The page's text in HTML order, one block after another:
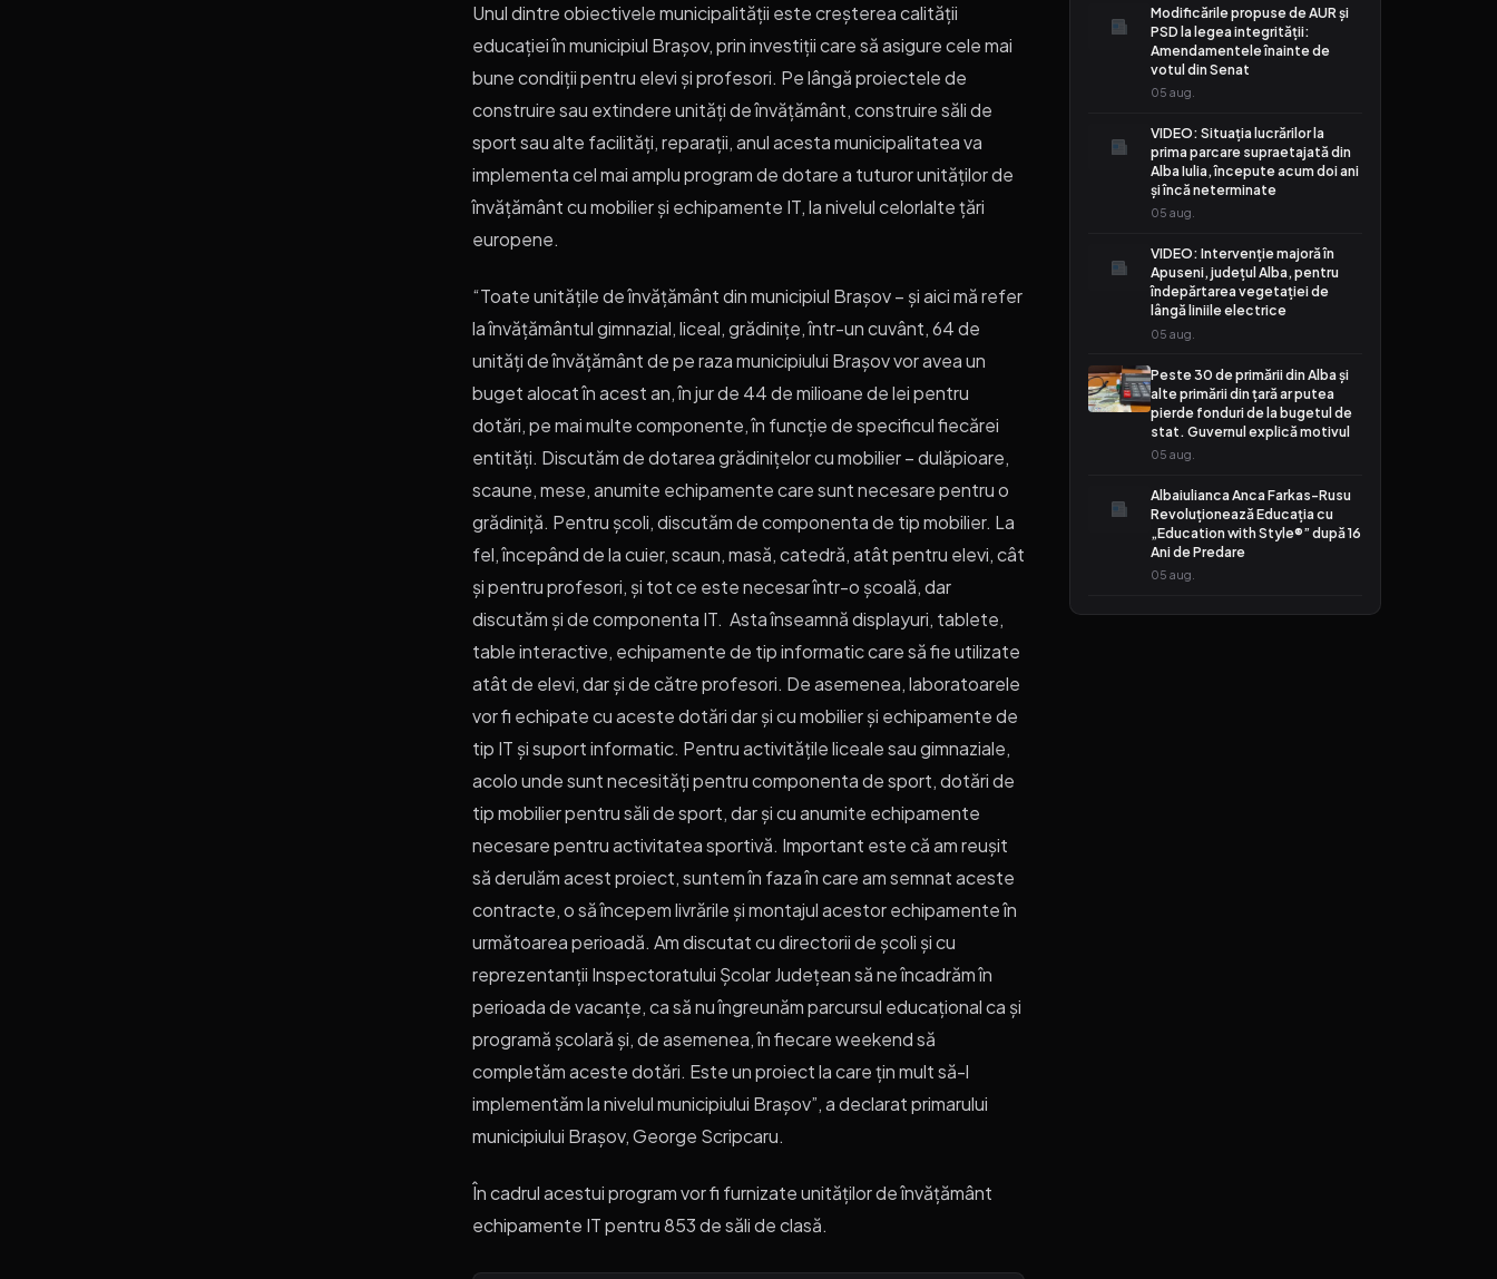
Unul dintre obiectivele municipalității este creșterea calității
educației în municipiul Brașov, prin investiții care să asigure cele mai
bune condiții pentru elevi și profesori. Pe lângă proiectele de
construire sau extindere unități de învățământ, construire săli de
sport sau alte facilități, reparații, anul acesta municipalitatea va
implementa cel mai amplu program de dotare a tuturor unităților de
învățământ cu mobilier și echipamente IT, la nivelul celorlalte țări
europene.
“Toate unitățile de învățământ din municipiul Brașov – și aici mă refer
la învățământul gimnazial, liceal, grădinițe, într-un cuvânt, 64 de
unități de învățământ de pe raza municipiului Brașov vor avea un
buget alocat în acest an, în jur de 44 de milioane de lei pentru
dotări, pe mai multe componente, în funcție de specificul fiecărei
entități. Discutăm de dotarea grădinițelor cu mobilier – dulăpioare,
scaune, mese, anumite echipamente care sunt necesare pentru o
grădiniță. Pentru școli, discutăm de componenta de tip mobilier. La
fel, începând de la cuier, scaun, masă, catedră, atât pentru elevi, cât
și pentru profesori, și tot ce este necesar într-o școală, dar
discutăm și de componenta IT. Asta înseamnă displayuri, tablete,
table interactive, echipamente de tip informatic care să fie utilizate
atât de elevi, dar și de către profesori. De asemenea, laboratoarele
vor fi echipate cu aceste dotări dar și cu mobilier și echipamente de
tip IT și suport informatic. Pentru activitățile liceale sau gimnaziale,
acolo unde sunt necesități pentru componenta de sport, dotări de
tip mobilier pentru săli de sport, dar și cu anumite echipamente
necesare pentru activitatea sportivă. Important este că am reușit
să derulăm acest proiect, suntem în faza în care am semnat aceste
contracte, o să începem livrările și montajul acestor echipamente în
următoarea perioadă. Am discutat cu directorii de școli și cu
reprezentanții Inspectoratului Școlar Județean să ne încadrăm în
perioada de vacanțe, ca să nu îngreunăm parcursul educațional ca și
programă școlară și, de asemenea, în fiecare weekend să
completăm aceste dotări. Este un proiect la care țin mult să-l
implementăm la nivelul municipiului Brașov”, a declarat primarului
municipiului Brașov, George Scripcaru.
În cadrul acestui program vor fi furnizate unităților de învățământ
echipamente IT pentru 853 de săli de clasă.
Modificările propuse de AUR și
PSD la legea integrității:
Amendamentele înainte de
votul din Senat
05 aug.
VIDEO: Situația lucrărilor la
prima parcare supraetajată din
Alba Iulia, începute acum doi ani
și încă neterminate
05 aug.
VIDEO: Intervenție majoră în
Apuseni, județul Alba, pentru
îndepărtarea vegetației de
lângă liniile electrice
05 aug.
Peste 30 de primării din Alba și
alte primării din țară ar putea
pierde fonduri de la bugetul de
stat. Guvernul explică motivul
05 aug.
Albaiulianca Anca Farkas-Rusu
Revoluționează Educația cu
„Education with Style®” după 16
Ani de Predare
05 aug.